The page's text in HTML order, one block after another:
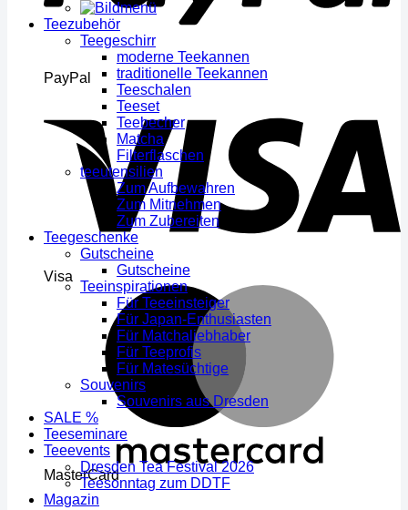
PayPal
Visa
MasterCard
Teezubehör
Teegeschirr
moderne Teekannen
traditionelle Teekannen
Teeschalen
Teeset
Teebecher
Matcha
Filterflaschen
teeutensilien
Zum Aufbewahren
Zum Mitnehmen
Zum Zubereiten
Teegeschenke
Gutscheine
Gutscheine
Teeinspirationen
Für Teeeinsteiger
Für Japan-Enthusiasten
Für Matchaliebhaber
Für Teeprofis
Für Matesüchtige
Souvenirs
Souvenirs aus Dresden
SALE %
Teeseminare
Teeevents
Dresden Tea Festival 2026
Teesonntag zum DDTF
Magazin